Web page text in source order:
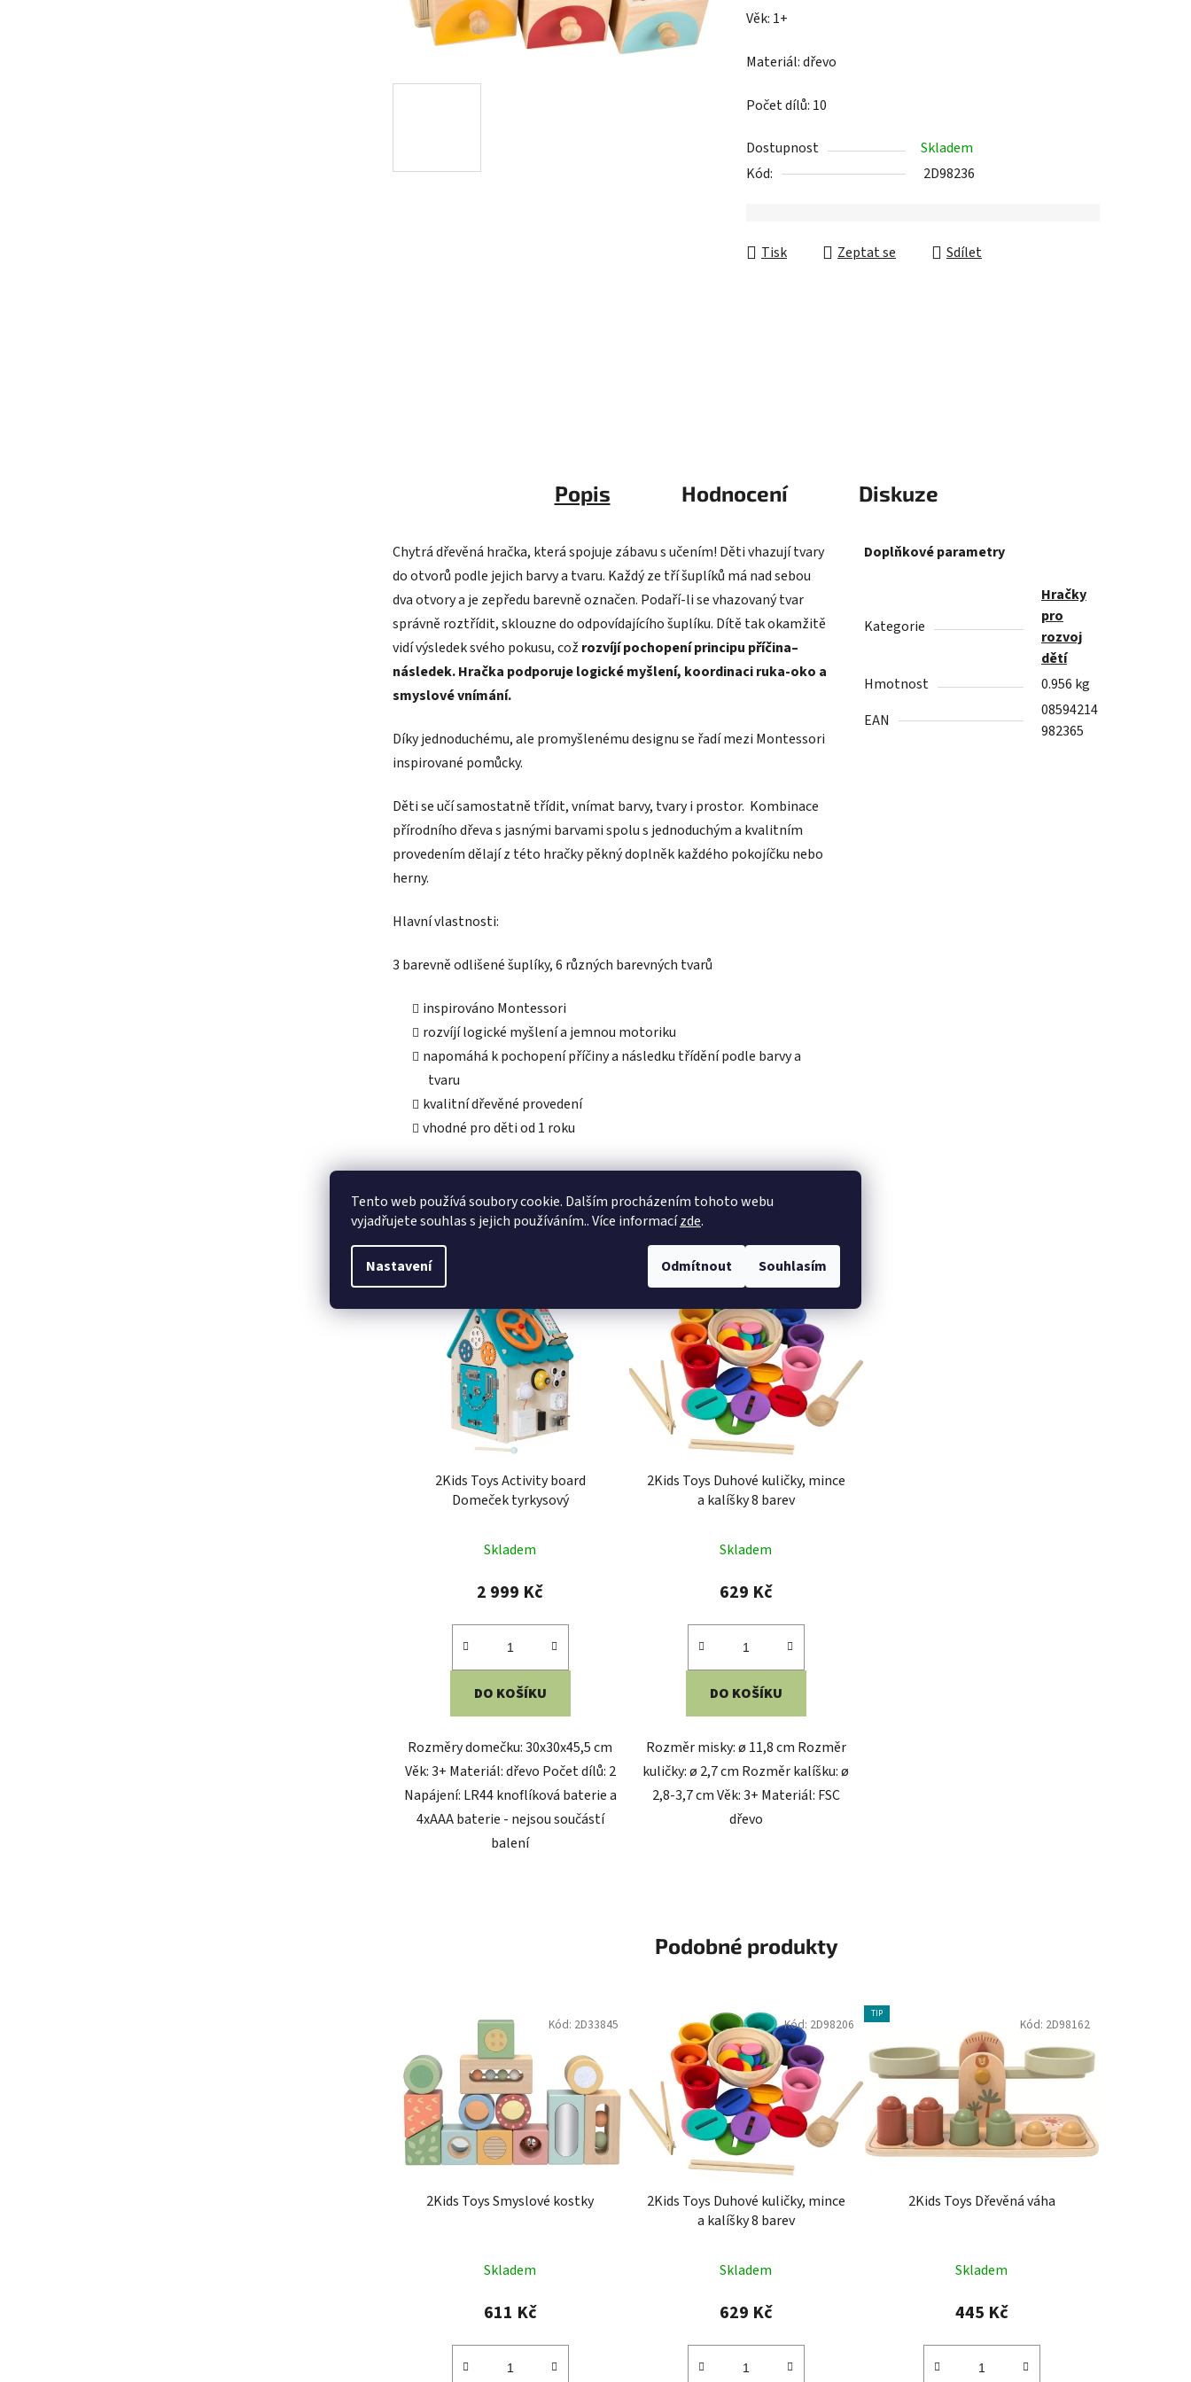
Tento web používá soubory cookie. Dalším procházením tohoto webu
vyjadřujete souhlas s jejich používáním.. Více informacízde.
Nastavení Odmítnout Souhlasím
z
Věk: 1+
Materiál: dřevo
Počet dílů: 10
Dostupnost
Skladem
Kód:
2D98236
Tisk Zeptat se Sdílet
Popis Hodnocení Diskuze
Chytrá dřevěná hračka, která spojuje zábavu s učením! Děti vhazují tvary
do otvorů podle jejich barvy a tvaru. Každý ze tří šuplíků má nad sebou
dva otvory a je zepředu barevně označen. Podaří-li se vhazovaný tvar
správně roztřídit, sklouzne do odpovídajícího šuplíku. Dítě tak okamžitě
vidí výsledek svého pokusu, což rozvíjí pochopení principu příčina–
následek. Hračka podporuje logické myšlení, koordinaci ruka-oko a
smyslové vnímání.
Díky jednoduchému, ale promyšlenému designu se řadí mezi Montessori
inspirované pomůcky.
Děti se učí samostatně třídit, vnímat barvy, tvary i prostor. Kombinace
přírodního dřeva s jasnými barvami spolu s jednoduchým a kvalitním
provedením dělají z této hračky pěkný doplněk každého pokojíčku nebo
herny.
Hlavní vlastnosti:
3 barevně odlišené šuplíky, 6 různých barevných tvarů
inspirováno Montessori
rozvíjí logické myšlení a jemnou motoriku
napomáhá k pochopení příčiny a následku třídění podle barvy a
tvaru
kvalitní dřevěné provedení
vhodné pro děti od 1 roku
Doplňkové parametry
Kategorie
Hračky
pro
rozvoj
dětí
Hmotnost
0.956 kg
EAN
08594214
982365
Související produkty
2Kids Toys Activity board
Domeček tyrkysový
hodnocení
produktu
5,0
z
hvězdiček.
Skladem
2 999 Kč
DO KOŠÍKU
Rozměry domečku: 30x30x45,5 cm
Věk: 3+ Materiál: dřevo Počet dílů: 2
Napájení: LR44 knoflíková baterie a
4xAAA baterie - nejsou součástí
balení
2Kids Toys Duhové kuličky, mince
a kalíšky 8 barev
Skladem
629 Kč
DO KOŠÍKU
Rozměr misky: ø 11,8 cm Rozměr
kuličky: ø 2,7 cm Rozměr kalíšku: ø
2,8-3,7 cm Věk: 3+ Materiál: FSC
dřevo
Podobné produkty
2Kids Toys Smyslové kostky
Skladem
611 Kč
Kód: 2D33845
2Kids Toys Duhové kuličky, mince
a kalíšky 8 barev
Skladem
629 Kč
Kód: 2D98206
TIP
2Kids Toys Dřevěná váha
Skladem
445 Kč
Kód: 2D98162